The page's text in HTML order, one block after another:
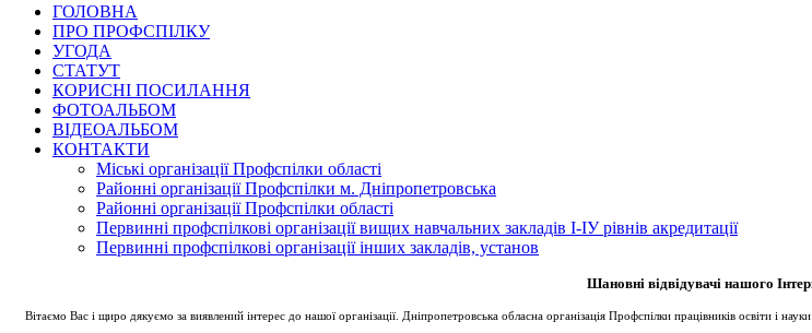
ГОЛОВНА
ПРО ПРОФСПІЛКУ
УГОДА
СТАТУТ
КОРИСНІ ПОСИЛАННЯ
ФОТОАЛЬБОМ
ВІДЕОАЛЬБОМ
КОНТАКТИ
Міські організації Профспілки області
Районні організації Профспілки м. Дніпропетровська
Районні організації Профспілки області
Первинні профспілкові організації вищих навчальних закладів І-ІУ рівнів акредитації
Первинні профспілкові організації інших закладів, установ
Шановні відвідувачі нашого
Вітаємо Вас і щиро дякуємо за виявлений інтерес до нашої організації. Дніпропетровська обласна організація Профспілки працівників освіти і